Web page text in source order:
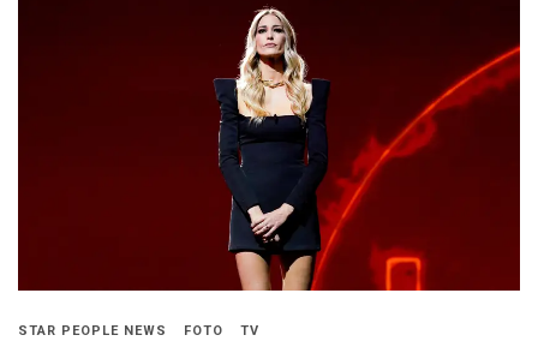
STAR PEOPLE NEWS FOTO TV